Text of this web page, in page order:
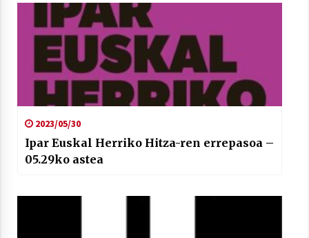
2023/05/30
Ipar Euskal Herriko Hitza-ren errepasoa –
05.29ko astea